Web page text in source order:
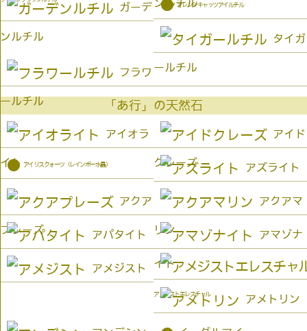
ンルチル
ガーデ
ンルチル
● オレンジキャッツアイルチル
タイガ
ールチル
フラワ
ールチル 「あ行」の天然石
アイオラ
イト
アイド
クレーズ
● アイリスクォーツ（レインボー水晶） アズライト
アクア
プレーズ
アクアマ
リン
アパタイト アマゾナ
イト
アメジスト
アメジストエレスチャル アメトリン